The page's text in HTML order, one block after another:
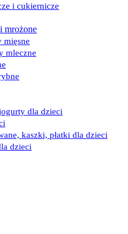
i cukiernicze
mrożone
mięsne
mleczne
dla dzieci
kaszki, płatki dla dzieci
dzieci